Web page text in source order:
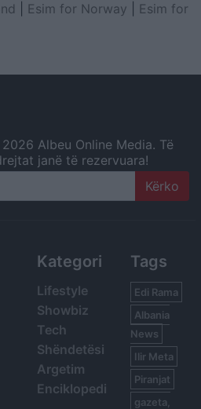
Esim for Norway
Esim for
2026 Albeu Online Media. Të
janë të rezervuara!
Kategori
Lifestyle
Showbiz
Tech
Shëndetësi
Argetim
Enciklopedi
Tags
Edi Rama
Albania
News
Ilir Meta
Piranjat
gazeta,